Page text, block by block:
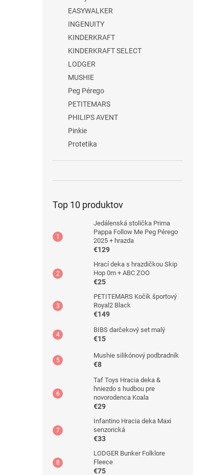
EASYWALKER
INGENUITY
KINDERKRAFT
KINDERKRAFT SELECT
LODGER
MUSHIE
Peg Pérego
PETITEMARS
PHILIPS AVENT
Pinkie
Protetika
Top 10 produktov
Jedálenská stolička Prima
Pappa Follow Me Peg Pérego
2025 + hrazda
€129
Hrací deka s hrazdičkou Skip
Hop 0m + ABC ZOO
€25
PETITEMARS Kočík športový
Royal2 Black
€149
BIBS darčekový set malý
€15
Mushie silikónový podbradník
€8
Taf Toys Hracia deka &
hniezdo s hudbou pre
novorodenca Koala
€29
Infantino Hracia deka Maxi
senzorická
€33
LODGER Bunker Folklore
Fleece
€75